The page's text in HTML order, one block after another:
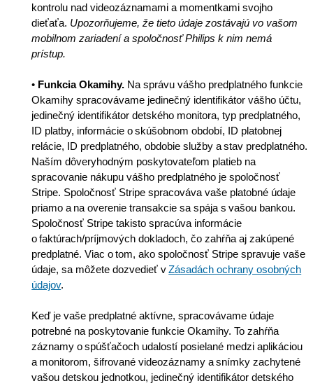
kontrolu nad videozáznamami a momentkami svojho
dieťaťa. Upozorňujeme, že tieto údaje zostávajú vo vašom
mobilnom zariadení a spoločnosť Philips k nim nemá
prístup.
• Funkcia Okamihy. Na správu vášho predplatného funkcie
Okamihy spracovávame jedinečný identifikátor vášho účtu,
jedinečný identifikátor detského monitora, typ predplatného,
ID platby, informácie o skúšobnom období, ID platobnej
relácie, ID predplatného, obdobie služby a stav predplatného.
Naším dôveryhodným poskytovateľom platieb na
spracovanie nákupu vášho predplatného je spoločnosť
Stripe. Spoločnosť Stripe spracováva vaše platobné údaje
priamo a na overenie transakcie sa spája s vašou bankou.
Spoločnosť Stripe takisto spracúva informácie
o faktúrach/príjmových dokladoch, čo zahŕňa aj zakúpené
predplatné. Viac o tom, ako spoločnosť Stripe spravuje vaše
údaje, sa môžete dozvedieť vZásadách ochrany osobných
údajov.
Keď je vaše predplatné aktívne, spracovávame údaje
potrebné na poskytovanie funkcie Okamihy. To zahŕňa
záznamy o spúšťačoch udalostí posielané medzi aplikáciou
a monitorom, šifrované videozáznamy a snímky zachytené
vašou detskou jednotkou, jedinečný identifikátor detského